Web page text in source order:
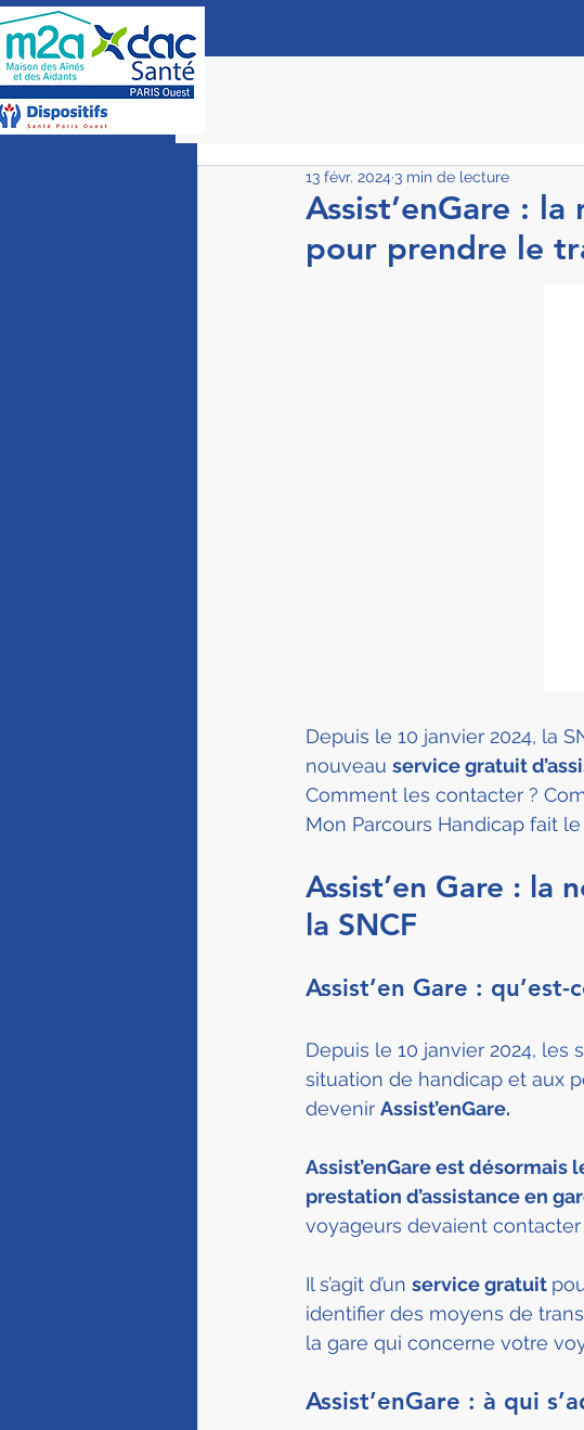
Assist’enGare :
pour prendre le
13 févr. 2024 3 min de lecture
Depuis le 10 janvier 2024, la
nouveau service gratuit
Comment les contacter ?
Mon Parcours Handicap fait
Assist’en Gare : la
la SNCF
Assist’en Gare : qu’est-
Depuis le 10 janvier 2024, les
situation de handicap et aux
devenir Assist’enGare.
Assist’enGare est
prestation d’assistance en
voyageurs devaient contacter
Il s’agit d’un service gratuit
identifier des moyens de
la gare qui concerne votre
Assist’enGare : à qui